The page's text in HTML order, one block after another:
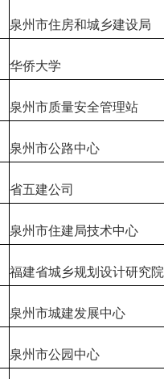
泉州市住房和城乡建设局
华侨大学
泉州市质量安全管理站
泉州市公路中心
省五建公司
泉州市住建局技术中心
福建省城乡规划设计研究院
泉州市城建发展中心
泉州市公园中心